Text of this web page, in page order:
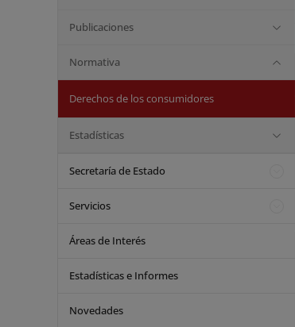
Publicaciones
Normativa
Derechos de los consumidores
Estadísticas
Secretaría de Estado
Servicios
Áreas de Interés
Estadísticas e Informes
Novedades